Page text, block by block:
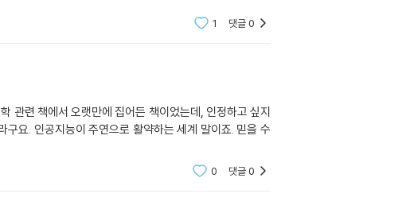
1 댓글0
관련 책에서 오랫만에 집어든 책이었는데, 인정하고 싶지
요. 인공지능이 주연으로 활약하는 세계 말이죠. 믿을 수
0 댓글0